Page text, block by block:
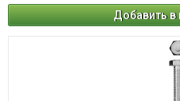
Добавить в